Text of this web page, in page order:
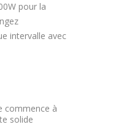
pour la
intervalle avec
commence à
solide